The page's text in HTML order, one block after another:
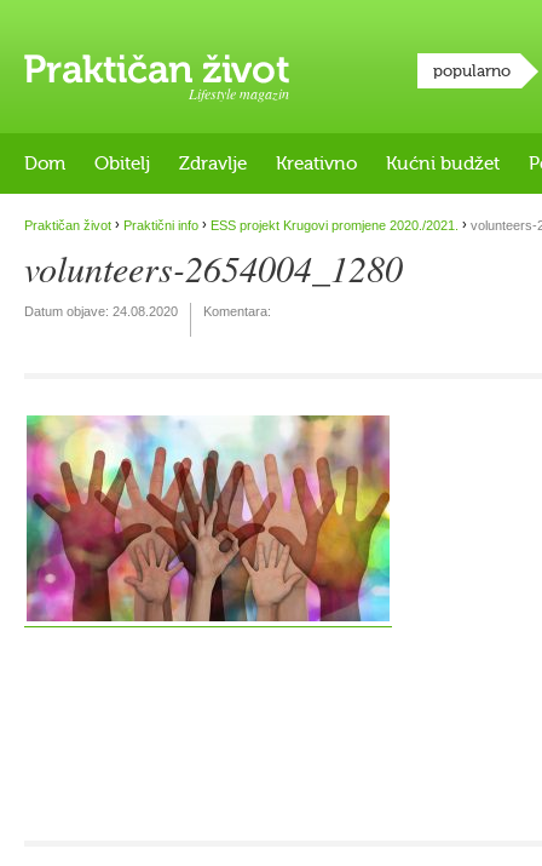
Lifestyle magazin
popularno
Dom Obitelj Zdravlje Kreativno Kućni budžet
Praktičan život › Praktični info › ESS projekt Krugovi promjene 2020./2021. › volunteers-
volunteers-2654004_1280
Datum objave: 24.08.2020 Komentara: